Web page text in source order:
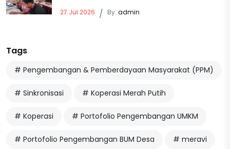
27 Jul 2026 / By: admin
Tags
# Pengembangan & Pemberdayaan Masyarakat (PPM)
# Sinkronisasi # Koperasi Merah Putih
# Koperasi # Portofolio Pengembangan UMKM
# Portofolio Pengembangan BUM Desa # meravi